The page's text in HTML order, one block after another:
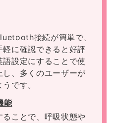
接続が簡単で、
軽に確認できると好評
語設定にすることで使
し、多くのユーザーが
です。
能
ることで、呼吸状態や